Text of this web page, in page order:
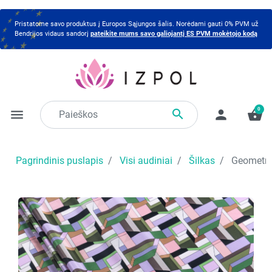
Pristatome savo produktus į Europos Sąjungos šalis. Norėdami gauti 0% PVM už
Bendrijos vidaus sandorį pateikite mums savo galiojantį ES PVM mokėtojo kodą
menu  person shopping_basket
0
Pagrindinis puslapis Visi audiniai Šilkas